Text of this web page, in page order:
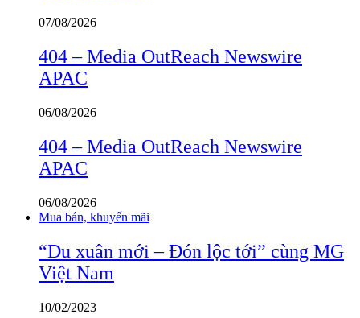
07/08/2026
404 – Media OutReach Newswire
APAC
06/08/2026
404 – Media OutReach Newswire
APAC
06/08/2026
Mua bán, khuyến mãi
“Du xuân mới – Đón lộc tới” cùng MG
Việt Nam
10/02/2023